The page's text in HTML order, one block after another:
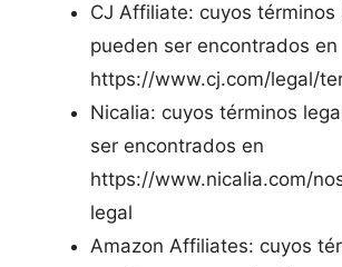
CJ Affiliate: cuyos términos
pueden ser encontrados en
https://www.cj.com/legal/
Nicalia: cuyos términos
ser encontrados en
https://www.nicalia.com/
legal
Amazon Affiliates: cuyos